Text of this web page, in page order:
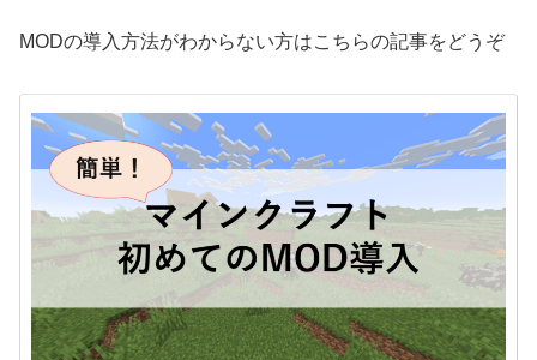
MODの導入方法がわからない方はこちらの記事をどうぞ